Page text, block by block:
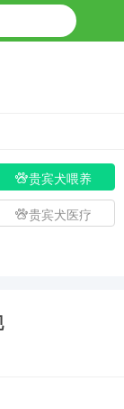
贵宾犬喂养
贵宾犬医疗